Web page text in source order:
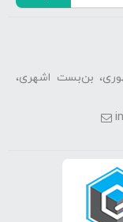
بن‌بست اشهری،